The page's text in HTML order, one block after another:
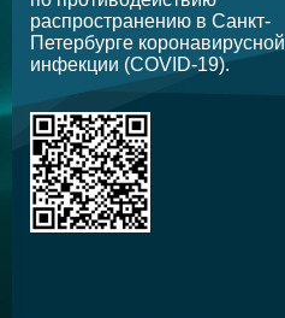
распространению в Санкт-
Петербурге коронавирусной
инфекции (COVID-19).